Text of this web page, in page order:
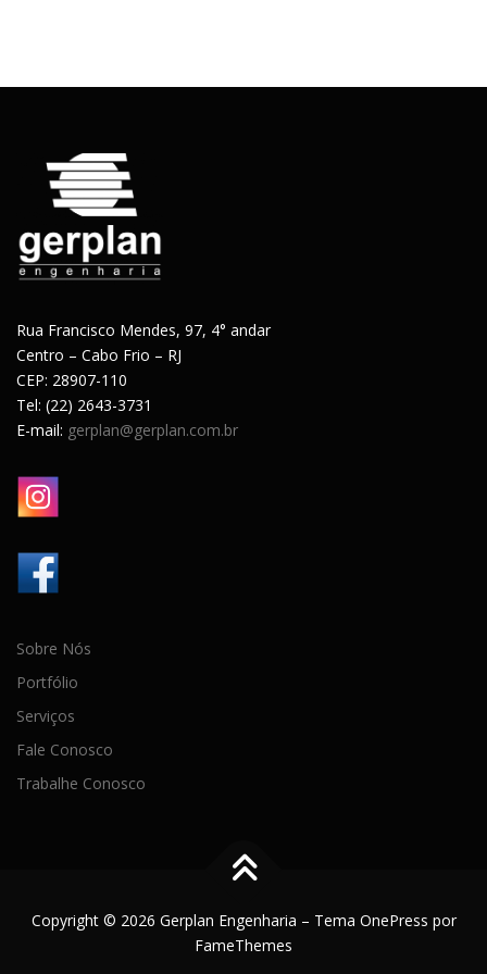
Rua Francisco Mendes, 97, 4° andar
Centro – Cabo Frio – RJ
CEP: 28907-110
Tel: (22) 2643-3731
E-mail: gerplan@gerplan.com.br
Sobre Nós
Portfólio
Serviços
Fale Conosco
Trabalhe Conosco
Copyright © 2026 Gerplan Engenharia – Tema OnePress por
FameThemes